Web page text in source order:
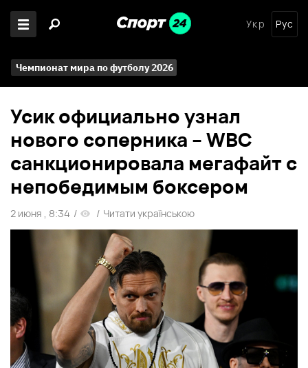
Укр Рус
Чемпионат мира по футболу 2026
Усик официально узнал
нового соперника – WBC
санкционировала мегафайт с
непобедимым боксером
2 июня , 8:34 / / Читати українською